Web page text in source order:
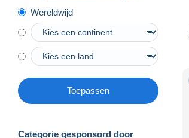
Wereldwijd
Toepassen
Categorie gesponsord door